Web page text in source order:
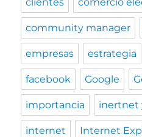
community manager
empresas estrategia
facebook Google
importancia inertnet
internet Internet